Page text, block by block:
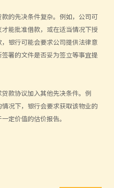
的先决条件复杂。例如，公司可
能批准借款，或在适当情况下授
银行可能会要求公司提供法律意
署的文件是否妥为签立等事宜提
款协议加入其他先决条件。例
况下，银行会要求获取该物业的
定价值的估价报告。
条例》（第163章）？
条例》（第163章）的规管？
涵盖租购交易？
债人有哪些分别？